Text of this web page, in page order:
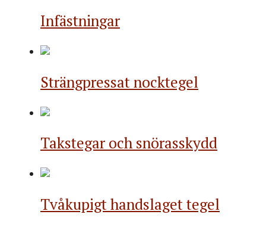
Infästningar
Strängpressat nocktegel
Takstegar och snörasskydd
Tvåkupigt handslaget tegel